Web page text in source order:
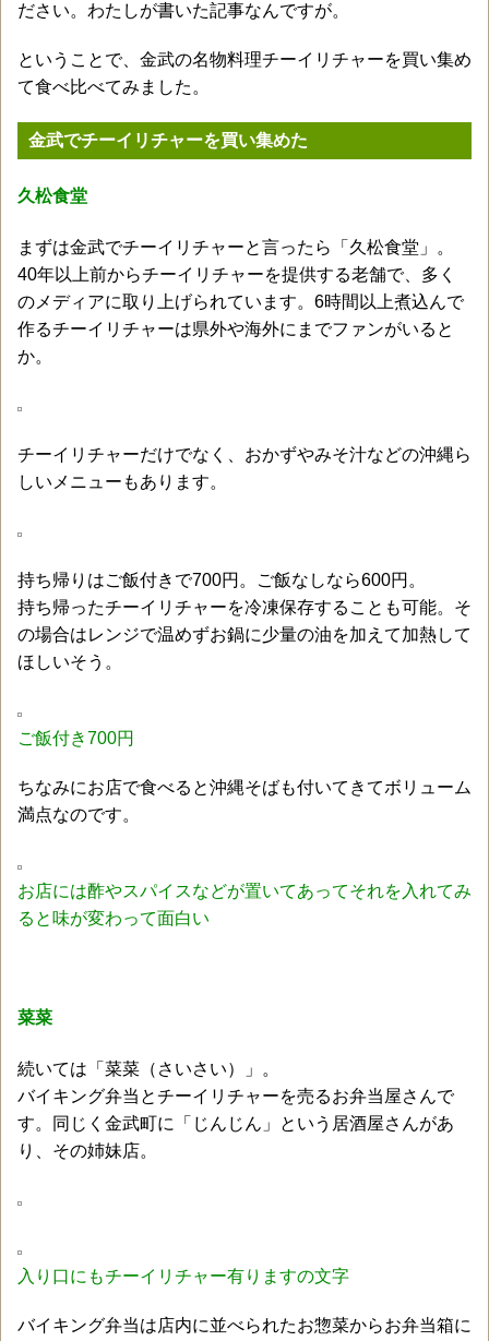
ださい。わたしが書いた記事なんですが。
ということで、金武の名物料理チーイリチャーを買い集め
て食べ比べてみました。
金武でチーイリチャーを買い集めた
久松食堂
まずは金武でチーイリチャーと言ったら「久松食堂」。
40年以上前からチーイリチャーを提供する老舗で、多く
のメディアに取り上げられています。6時間以上煮込んで
作るチーイリチャーは県外や海外にまでファンがいると
か。
チーイリチャーだけでなく、おかずやみそ汁などの沖縄ら
しいメニューもあります。
持ち帰りはご飯付きで700円。ご飯なしなら600円。
持ち帰ったチーイリチャーを冷凍保存することも可能。そ
の場合はレンジで温めずお鍋に少量の油を加えて加熱して
ほしいそう。
ご飯付き700円
ちなみにお店で食べると沖縄そばも付いてきてボリューム
満点なのです。
お店には酢やスパイスなどが置いてあってそれを入れてみ
ると味が変わって面白い
菜菜
続いては「菜菜（さいさい）」。
バイキング弁当とチーイリチャーを売るお弁当屋さんで
す。同じく金武町に「じんじん」という居酒屋さんがあ
り、その姉妹店。
入り口にもチーイリチャー有りますの文字
バイキング弁当は店内に並べられたお惣菜からお弁当箱に